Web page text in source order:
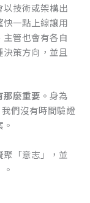
技術或架構出
一點上線讓用
管也會有各自
策方向，並且
那麼重要 。身為
們沒有時間驗證
「意志」，並